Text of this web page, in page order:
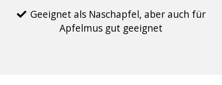
Geeignet als Naschapfel, aber auch für
Apfelmus gut geeignet